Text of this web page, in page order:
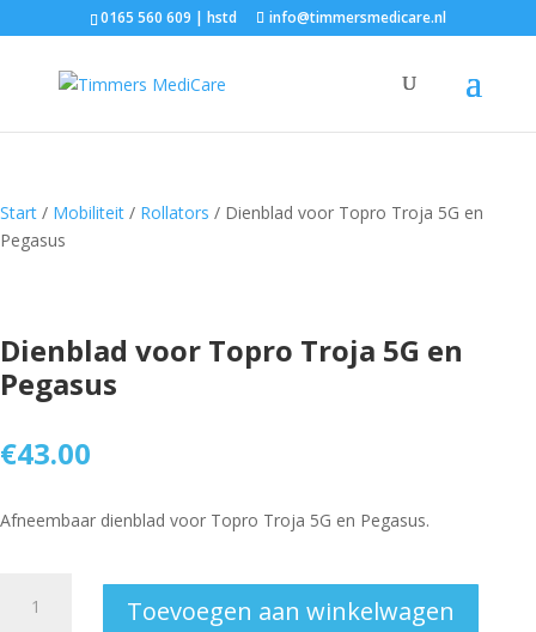
0165 560 609 | hstd info@timmersmedicare.nl
Start / Mobiliteit / Rollators / Dienblad voor Topro Troja 5G en
Pegasus
Dienblad voor Topro Troja 5G en
Pegasus
€43.00
Afneembaar dienblad voor Topro Troja 5G en Pegasus.
Toevoegen aan winkelwagen